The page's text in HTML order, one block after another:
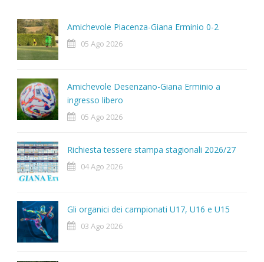
Amichevole Piacenza-Giana Erminio 0-2
05 Ago 2026
Amichevole Desenzano-Giana Erminio a
ingresso libero
05 Ago 2026
Richiesta tessere stampa stagionali 2026/27
04 Ago 2026
Gli organici dei campionati U17, U16 e U15
03 Ago 2026